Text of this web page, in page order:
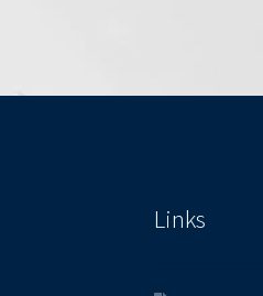
Links